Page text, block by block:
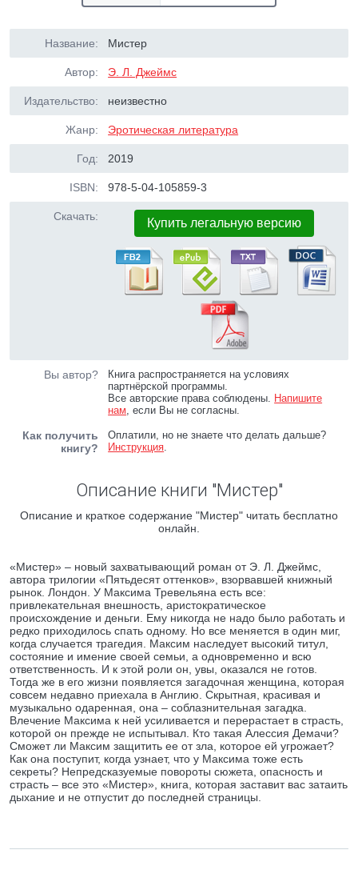
Название: Мистер
Автор: Э. Л. Джеймс
Издательство: неизвестно
Жанр: Эротическая литература
Год: 2019
ISBN: 978-5-04-105859-3
Скачать: Купить легальную версию
Вы автор?
Книга распространяется на условиях
партнёрской программы.
Все авторские права соблюдены. Напишите
нам, если Вы не согласны.
Как получить
книгу?
Оплатили, но не знаете что делать дальше?
Инструкция.
Описание книги "Мистер"
Описание и краткое содержание "Мистер" читать бесплатно
онлайн.
«Мистер» – новый захватывающий роман от Э. Л. Джеймс,
автора трилогии «Пятьдесят оттенков», взорвавшей книжный
рынок. Лондон. У Максима Тревельяна есть все:
привлекательная внешность, аристократическое
происхождение и деньги. Ему никогда не надо было работать и
редко приходилось спать одному. Но все меняется в один миг,
когда случается трагедия. Максим наследует высокий титул,
состояние и имение своей семьи, а одновременно и всю
ответственность. И к этой роли он, увы, оказался не готов.
Тогда же в его жизни появляется загадочная женщина, которая
совсем недавно приехала в Англию. Скрытная, красивая и
музыкально одаренная, она – соблазнительная загадка.
Влечение Максима к ней усиливается и перерастает в страсть,
которой он прежде не испытывал. Кто такая Алессия Демачи?
Сможет ли Максим защитить ее от зла, которое ей угрожает?
Как она поступит, когда узнает, что у Максима тоже есть
секреты? Непредсказуемые повороты сюжета, опасность и
страсть – все это «Мистер», книга, которая заставит вас затаить
дыхание и не отпустит до последней страницы.